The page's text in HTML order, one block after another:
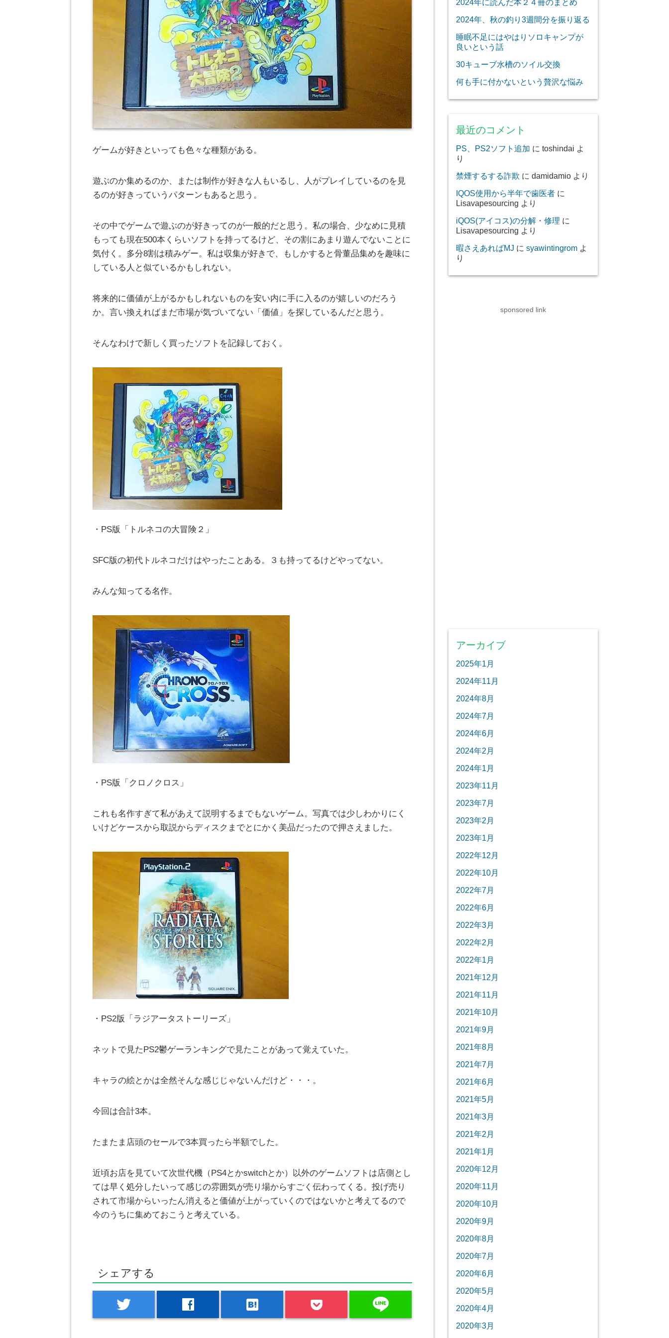
ゲームが好きといっても色々な種類がある。
遊ぶのか集めるのか、または制作が好きな人もいるし、人がプレイしているのを見
るのが好きっていうパターンもあると思う。
その中でゲームで遊ぶのが好きってのが一般的だと思う。私の場合、少なめに見積
もっても現在500本くらいソフトを持ってるけど、その割にあまり遊んでないことに
気付く。多分8割は積みゲー。私は収集が好きで、もしかすると骨董品集めを趣味に
している人と似ているかもしれない。
将来的に価値が上がるかもしれないものを安い内に手に入るのが嬉しいのだろう
か。言い換えればまだ市場が気づいてない「価値」を探しているんだと思う。
そんなわけで新しく買ったソフトを記録しておく。
・PS版「トルネコの大冒険２」
SFC版の初代トルネコだけはやったことある。３も持ってるけどやってない。
みんな知ってる名作。
・PS版「クロノクロス」
これも名作すぎて私があえて説明するまでもないゲーム。写真では少しわかりにく
いけどケースから取説からディスクまでとにかく美品だったので押さえました。
・PS2版「ラジアータストーリーズ」
ネットで見たPS2鬱ゲーランキングで見たことがあって覚えていた。
キャラの絵とかは全然そんな感じじゃないんだけど・・・。
今回は合計3本。
たまたま店頭のセールで3本買ったら半額でした。
近頃お店を見ていて次世代機（PS4とかswitchとか）以外のゲームソフトは店側とし
ては早く処分したいって感じの雰囲気が売り場からすごく伝わってくる。投げ売り
されて市場からいったん消えると価値が上がっていくのではないかと考えてるので
今のうちに集めておこうと考えている。
シェアする
twitter facebook hatenabookmark line
2024年に読んだ本２４冊のまとめ
2024年、秋の釣り3週間分を振り返る
睡眠不足にはやはりソロキャンプが
良いという話
30キューブ水槽のソイル交換
何も手に付かないという贅沢な悩み
最近のコメント
PS、PS2ソフト追加 に toshindai よ
り
禁煙するする詐欺 に damidamio より
IQOS使用から半年で歯医者 に
Lisavapesourcing より
iQOS(アイコス)の分解・修理 に
Lisavapesourcing より
暇さえあればMJ に syawintingrom よ
り
sponsored link
アーカイブ
2025年1月
2024年11月
2024年8月
2024年7月
2024年6月
2024年2月
2024年1月
2023年11月
2023年7月
2023年2月
2023年1月
2022年12月
2022年10月
2022年7月
2022年6月
2022年3月
2022年2月
2022年1月
2021年12月
2021年11月
2021年10月
2021年9月
2021年8月
2021年7月
2021年6月
2021年5月
2021年3月
2021年2月
2021年1月
2020年12月
2020年11月
2020年10月
2020年9月
2020年8月
2020年7月
2020年6月
2020年5月
2020年4月
2020年3月